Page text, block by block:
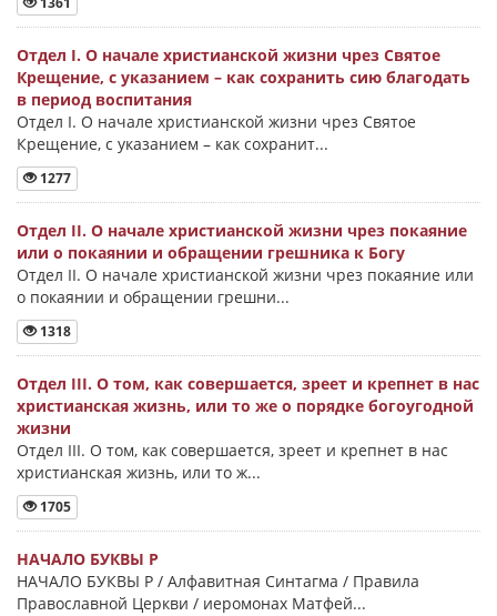
Отдел I. О начале христианской жизни чрез Святое
Крещение, с указанием – как сохранить сию благодать
в период воспитания
Отдел I. О начале христианской жизни чрез Святое
Крещение, с указанием – как сохранит...
1277
Отдел II. О начале христианской жизни чрез покаяние
или о покаянии и обращении грешника к Богу
Отдел II. О начале христианской жизни чрез покаяние или
о покаянии и обращении грешни...
1318
Отдел III. О том, как совершается, зреет и крепнет в нас
христианская жизнь, или то же о порядке богоугодной
жизни
Отдел III. О том, как совершается, зреет и крепнет в нас
христианская жизнь, или то ж...
1705
НАЧАЛО БУКВЫ Ρ
НАЧАЛО БУКВЫ Ρ / Алфавитная Синтагма / Правила
Православной Церкви / иеромонах Матфей...